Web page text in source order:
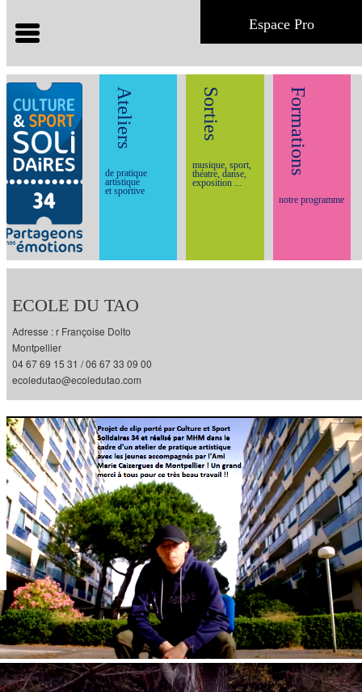
Espace Pro
Ateliers
de pratique
artistique
et sportive
Sorties
musique, sport,
théatre, danse,
exposition ...
Formations
notre programme
ECOLE DU TAO
Adresse : r Françoise Dolto
Montpellier
04 67 69 15 31 / 06 67 33 09 00
ecoledutao@ecoledutao.com